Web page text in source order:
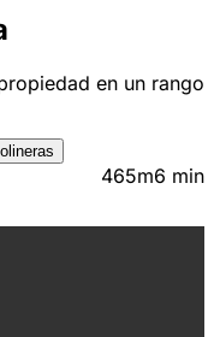
en un rango
465m6 min